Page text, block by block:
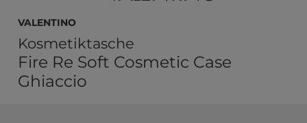
VALENTINO
Kosmetiktasche
Fire Re Soft Cosmetic Case
Ghiaccio